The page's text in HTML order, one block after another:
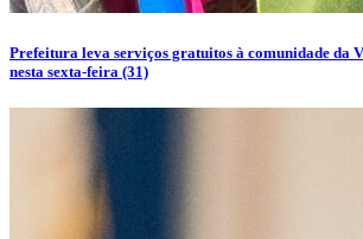
Prefeitura leva serviços gratuitos à comunidade da
nesta sexta-feira (31)